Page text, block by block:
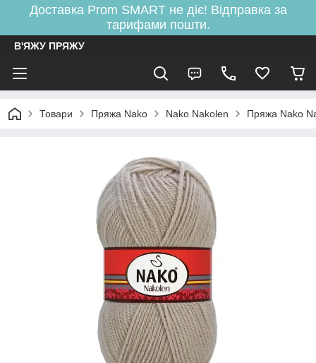
Доставка Prom SMART не діє! Відправка за
тарифами пошти.
В'ЯЖУ ПРЯЖУ
Товари Пряжа Nako Nako Nakolen Пряжа Nako